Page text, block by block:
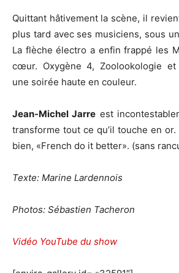
Quittant hâtivement la scène, il
plus tard avec ses musiciens, sous
La flèche électro a enfin frappé les
cœur. Oxygène 4, Zoolookologie
une soirée haute en couleur.
Jean-Michel Jarre est
transforme tout ce qu’il touche en
bien, «French do it better». (sans
Texte: Marine Lardennois
Photos: Sébastien Tacheron
Vidéo YouTube du show